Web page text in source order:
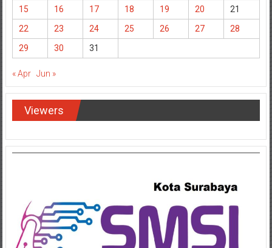
22
23 24 25 26 27
28
29
30 31
« Apr Jun »
Viewers